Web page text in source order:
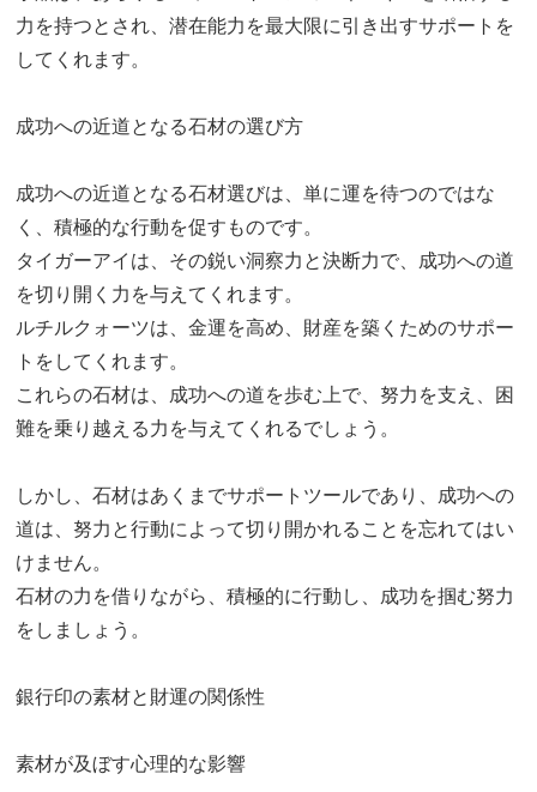
力を持つとされ、潜在能力を最大限に引き出すサポートを
してくれます。
成功への近道となる石材の選び方
成功への近道となる石材選びは、単に運を待つのではな
く、積極的な行動を促すものです。
タイガーアイは、その鋭い洞察力と決断力で、成功への道
を切り開く力を与えてくれます。
ルチルクォーツは、金運を高め、財産を築くためのサポー
トをしてくれます。
これらの石材は、成功への道を歩む上で、努力を支え、困
難を乗り越える力を与えてくれるでしょう。
しかし、石材はあくまでサポートツールであり、成功への
道は、努力と行動によって切り開かれることを忘れてはい
けません。
石材の力を借りながら、積極的に行動し、成功を掴む努力
をしましょう。
銀行印の素材と財運の関係性
素材が及ぼす心理的な影響